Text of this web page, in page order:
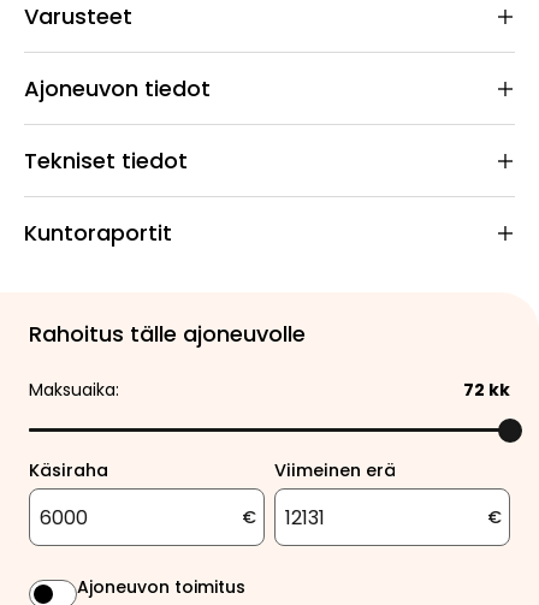
Varusteet
Ajoneuvon tiedot
Tekniset tiedot
Kuntoraportit
Rahoitus tälle ajoneuvolle
Maksuaika: 72 kk
Käsiraha
€
Viimeinen erä
€
Ajoneuvon toimitus